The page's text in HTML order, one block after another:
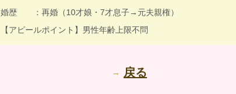
婚歴 ：再婚（10才娘・7才息子→元夫親権）
【アピールポイント】男性年齢上限不問
戻る